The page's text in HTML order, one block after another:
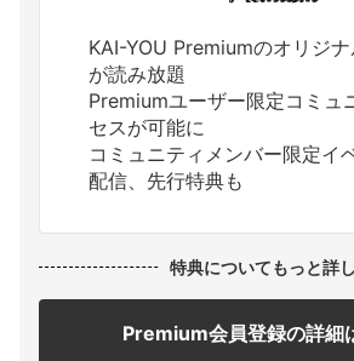
KAI-YOU Premiumのオリジ
が読み放題
Premiumユーザー限定コミュ
セスが可能に
コミュニティメンバー限定イ
配信、先行特典も
特典についてもっと詳
Premium会員登録の詳細